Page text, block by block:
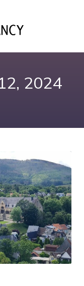
2024